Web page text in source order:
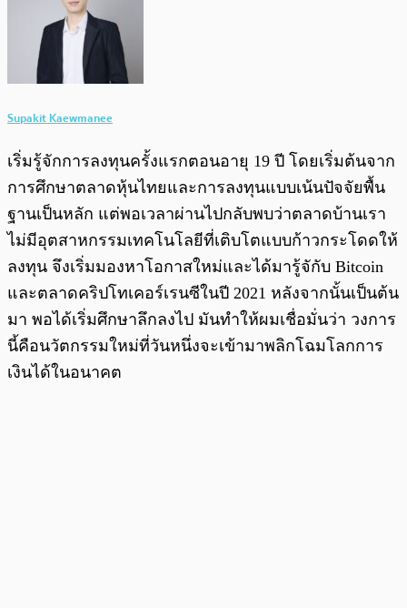
Supakit Kaewmanee
เริ่มรู้จักการลงทุนครั้งแรกตอนอายุ 19 ปี โดยเริ่มต้นจาก
การศึกษาตลาดหุ้นไทยและการลงทุนแบบเน้นปัจจัยพื้น
ฐานเป็นหลัก แต่พอเวลาผ่านไปกลับพบว่าตลาดบ้านเรา
ไม่มีอุตสาหกรรมเทคโนโลยีที่เติบโตแบบก้าวกระโดดให้
ลงทุน จึงเริ่มมองหาโอกาสใหม่และได้มารู้จักับ Bitcoin
และตลาดคริปโทเคอร์เรนซีในปี 2021 หลังจากนั้นเป็นต้น
มา พอได้เริ่มศึกษาลึกลงไป มันทำให้ผมเชื่อมั่นว่า วงการ
นี้คือนวัตกรรมใหม่ที่วันหนึ่งจะเข้ามาพลิกโฉมโลกการ
เงินได้ในอนาคต